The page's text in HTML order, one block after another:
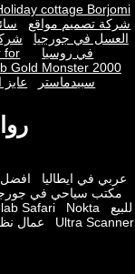
Holiday cottage
تصميم مواقع
سائق
في جورجيا
شركة
في روسيا
for
Gold Monster
سبيدماستر
عايز ابيع
في ايطاليا
افضل
سياحي في جورجيا
Minelab Safari
Nokta
Ultra
عمال نظافة